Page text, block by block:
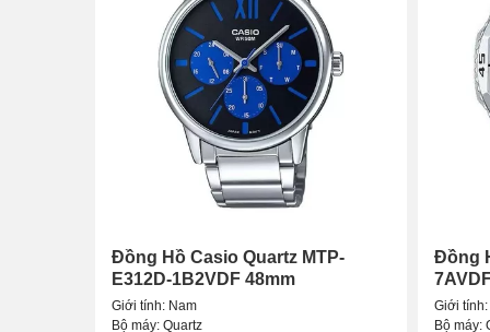
Đồng Hồ Casio Quartz MTP-
E312D-1B2VDF 48mm
NamB2VDF
Giới tính: Nam
Bộ máy: Quartz
Đồng
Giới
Bộ máy: